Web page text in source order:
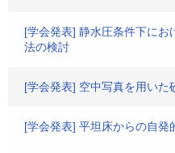
[学会発表] 静水圧条件下に
法の検討
[学会発表] 空中写真を用いた
[学会発表] 平坦床からの自発